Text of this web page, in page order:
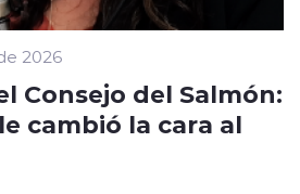
2026
Consejo del Salmón:
cambió la cara al